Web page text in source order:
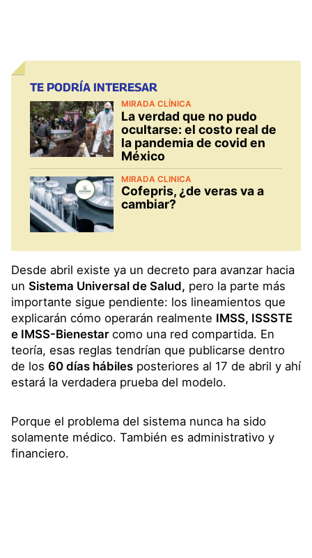
TE PODRÍA INTERESAR
MIRADA CLÍNICA
La verdad que no pudo
ocultarse: el costo real de
la pandemia de covid en
México
MIRADA CLINICA
Cofepris, ¿de veras va a
cambiar?
Desde abril existe ya un decreto para avanzar hacia
un Sistema Universal de Salud, pero la parte más
importante sigue pendiente: los lineamientos que
explicarán cómo operarán realmente IMSS, ISSSTE
e IMSS-Bienestar como una red compartida. En
teoría, esas reglas tendrían que publicarse dentro
de los 60 días hábiles posteriores al 17 de abril y ahí
estará la verdadera prueba del modelo.
Porque el problema del sistema nunca ha sido
solamente médico. También es administrativo y
financiero.